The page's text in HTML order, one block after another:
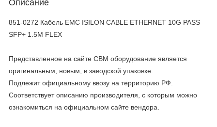
Описание
851-0272 Кабель EMC ISILON CABLE ETHERNET 10G PASS
SFP+ 1.5M FLEX
Представленное на сайте CBM оборудование является
оригинальным, новым, в заводской упаковке.
Подлежит официальному ввозу на территорию РФ.
Соответствует описанию производителя, с которым можно
ознакомиться на официальном сайте вендора.